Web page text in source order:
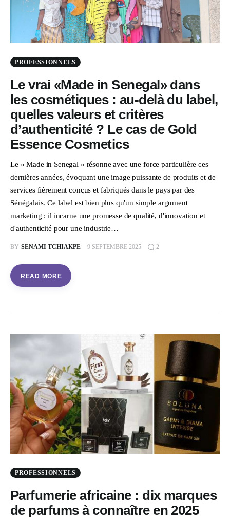
PROFESSIONNELS
Le vrai «Made in Senegal» dans
les cosmétiques : au-delà du label,
quelles valeurs et critères
d’authenticité ? Le cas de Gold
Essence Cosmetics
Le « Made in Senegal » résonne avec une force particulière ces
dernières années, évoquant une image puissante de produits et de
services fièrement conçus et fabriqués dans le pays par des
Sénégalais. Ce label est bien plus qu'un simple argument
marketing : il incarne une promesse de qualité, d'innovation et
d'authenticité pour une industrie…
BY SENAMI TCHIAKPE 9 SEPTEMBRE 2025 2
READ MORE
PROFESSIONNELS
Parfumerie africaine : dix marques
de parfums à connaître en 2025